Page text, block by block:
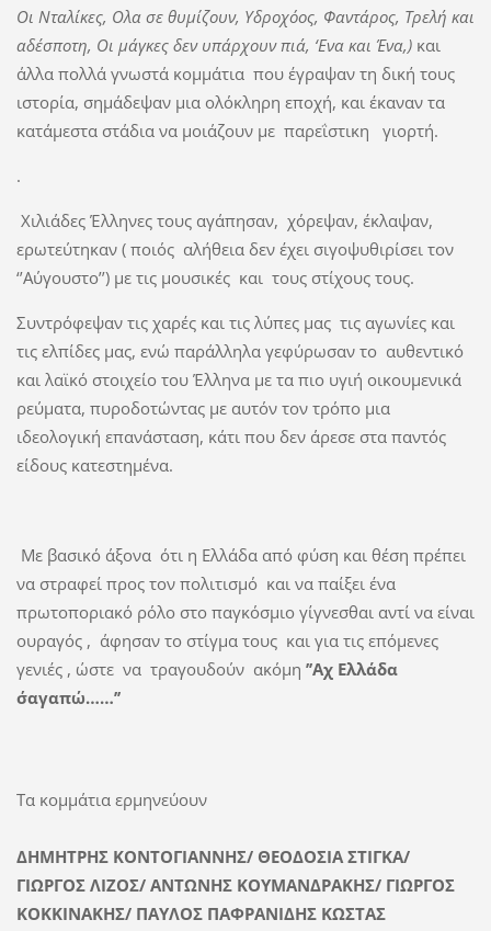
Οι Νταλίκες, Ολα σε θυμίζουν, Υδροχόος, Φαντάρος, Τρελή και
αδέσποτη, Οι μάγκες δεν υπάρχουν πιά, ‘Ενα και Ένα,) και
άλλα πολλά γνωστά κομμάτια που έγραψαν τη δική τους
ιστορία, σημάδεψαν μια ολόκληρη εποχή, και έκαναν τα
κατάμεστα στάδια να μοιάζουν με παρεΐστικη γιορτή.
.
Χιλιάδες Έλληνες τους αγάπησαν, χόρεψαν, έκλαψαν,
ερωτεύτηκαν ( ποιός αλήθεια δεν έχει σιγοψυθιρίσει τον
‘’Αύγουστο’’) με τις μουσικές και τους στίχους τους.
Συντρόφεψαν τις χαρές και τις λύπες μας τις αγωνίες και
τις ελπίδες μας, ενώ παράλληλα γεφύρωσαν το αυθεντικό
και λαϊκό στοιχείο του Έλληνα με τα πιο υγιή οικουμενικά
ρεύματα, πυροδοτώντας με αυτόν τον τρόπο μια
ιδεολογική επανάσταση, κάτι που δεν άρεσε στα παντός
είδους κατεστημένα.
Με βασικό άξονα ότι η Ελλάδα από φύση και θέση πρέπει
να στραφεί προς τον πολιτισμό και να παίξει ένα
πρωτοποριακό ρόλο στο παγκόσμιο γίγνεσθαι αντί να είναι
ουραγός , άφησαν το στίγμα τους και για τις επόμενες
γενιές , ώστε να τραγουδούν ακόμη ’’Αχ Ελλάδα
σ΄αγαπώ……’’
Τα κομμάτια ερμηνεύουν
ΔΗΜΗΤΡΗΣ ΚΟΝΤΟΓΙΑΝΝΗΣ/ ΘΕΟΔΟΣΙΑ ΣΤΙΓΚΑ/
ΓΙΩΡΓΟΣ ΛΙΖΟΣ/ ΑΝΤΩΝΗΣ ΚΟΥΜΑΝΔΡΑΚΗΣ/ ΓIΩΡΓΟΣ
ΚΟΚΚΙΝΑΚΗΣ/ΠΑΥΛΟΣ ΠΑΦΡΑΝΙΔΗΣ ΚΩΣΤΑΣ